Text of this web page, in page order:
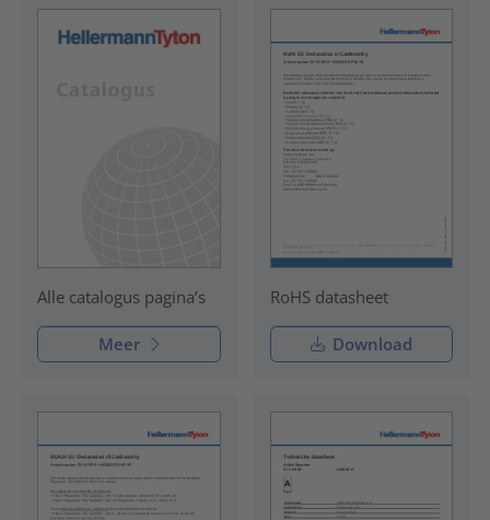
Alle catalogus pagina’s
Meer
RoHS datasheet
Download